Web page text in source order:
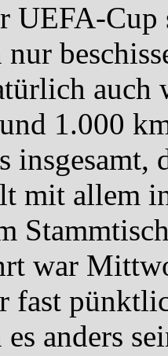
UEFA-Cup
auch
1.000
mit allem
war
fast
anders